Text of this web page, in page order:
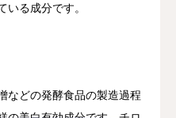
いる成分です。
などの発酵食品の製造過程